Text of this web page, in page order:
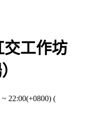
工作坊
~ 22:00(+0800) (